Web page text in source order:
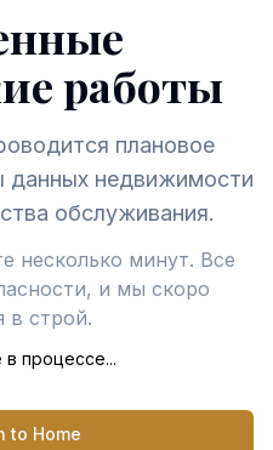
работы
плановое
данных недвижимости
обслуживания.
несколько минут. Все
и мы скоро
в строй.
процессе...
to Home